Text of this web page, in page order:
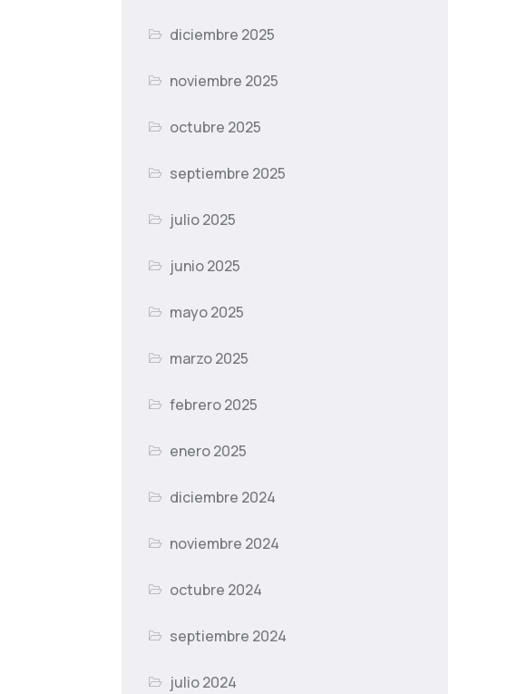
diciembre 2025
noviembre 2025
octubre 2025
septiembre 2025
julio 2025
junio 2025
mayo 2025
marzo 2025
febrero 2025
enero 2025
diciembre 2024
noviembre 2024
octubre 2024
septiembre 2024
julio 2024